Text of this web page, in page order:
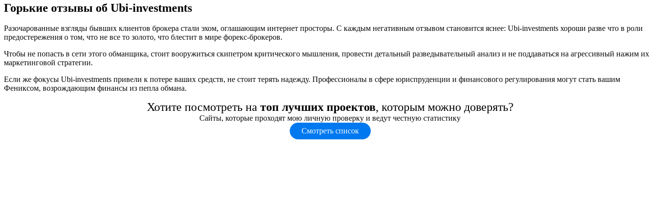
Горькие отзывы об Ubi-investments
Разочарованные взгляды бывших клиентов брокера стали эхом, оглашающим интернет просторы. С каждым негативным отзывом становится яснее: Ubi-investments хороши разве что в роли
предостережения о том, что не все то золото, что блестит в мире форекс-брокеров.
Чтобы не попасть в сети этого обманщика, стоит вооружиться скипетром критического мышления, провести детальный разведывательный анализ и не поддаваться на агрессивный нажим их
маркетинговой стратегии.
Если же фокусы Ubi-investments привели к потере ваших средств, не стоит терять надежду. Профессионалы в сфере юриспруденции и финансового регулирования могут стать вашим
Фениксом, возрождающим финансы из пепла обмана.
Хотите посмотреть на топ лучших проектов, которым можно доверять?
Сайты, которые проходят мою личную проверку и ведут честную статистику
Смотреть список